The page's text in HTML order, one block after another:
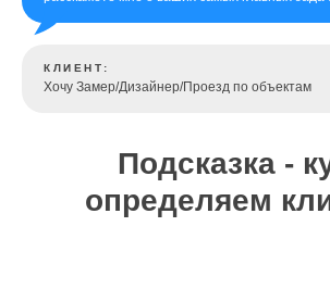
КЛИЕНТ:
Хочу Замер/Дизайнер/Проезд по объектам
Подсказка -
определяем